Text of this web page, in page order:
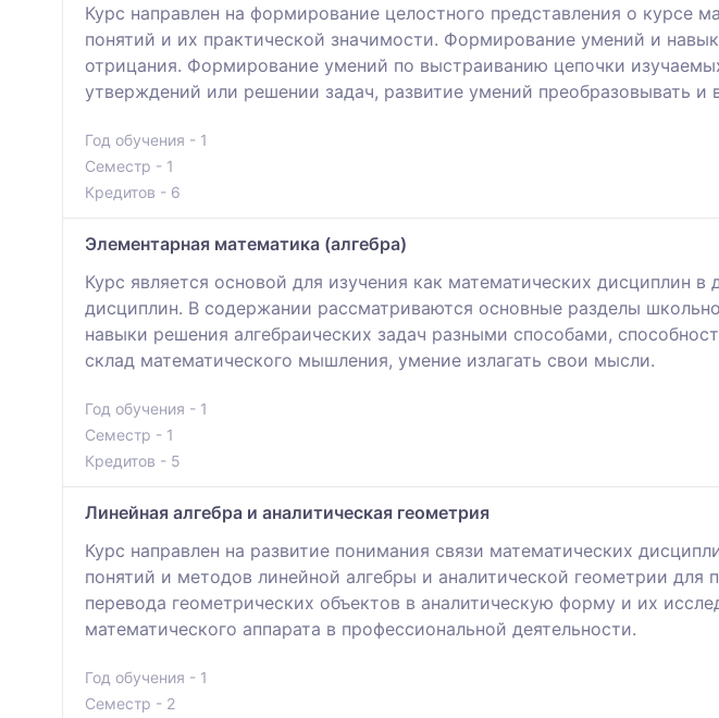
Курс направлен на формирование целостного представления о курсе
понятий и их практической значимости. Формирование умений и
отрицания. Формирование умений по выстраиванию цепочки
утверждений или решении задач, развитие умений преобразовывать и
Год обучения - 1
Семестр - 1
Кредитов - 6
Элементарная математика (алгебра)
Курс является основой для изучения как математических дисциплин
дисциплин. В содержании рассматриваются основные разделы
навыки решения алгебраических задач разными способами,
склад математического мышления, умение излагать свои мысли.
Год обучения - 1
Семестр - 1
Кредитов - 5
Линейная алгебра и аналитическая геометрия
Курс направлен на развитие понимания связи математических
понятий и методов линейной алгебры и аналитической геометрии
перевода геометрических объектов в аналитическую форму и их
математического аппарата в профессиональной деятельности.
Год обучения - 1
Семестр - 2